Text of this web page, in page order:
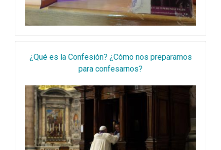
¿Qué es la Confesión? ¿Cómo nos preparamos
para confesarnos?